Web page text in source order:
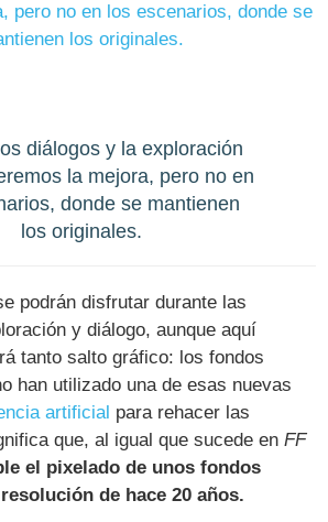
diálogos y la exploración
la mejora, pero no en
donde se mantienen
los originales.
podrán disfrutar durante las
y diálogo, aunque aquí
tanto salto gráfico: los fondos
han utilizado una de esas nuevas
artificial para rehacer las
que, al igual que sucede enFF
el pixelado de unos fondos
de hace 20 años.